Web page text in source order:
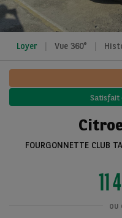
Loyer Vue 360°
Satisfait
FOURGONNETTE CLUB
11
ou